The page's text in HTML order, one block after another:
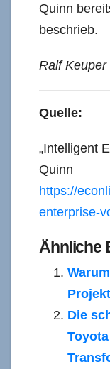
Quinn
beschrieb.
Ralf Keuper
Quelle:
„Intelligent
Quinn
https://
enterprise-
Ähnliche
Die